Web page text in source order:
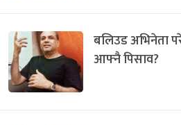
बलिउड अभिनेता
आफ्नै पिसाव?